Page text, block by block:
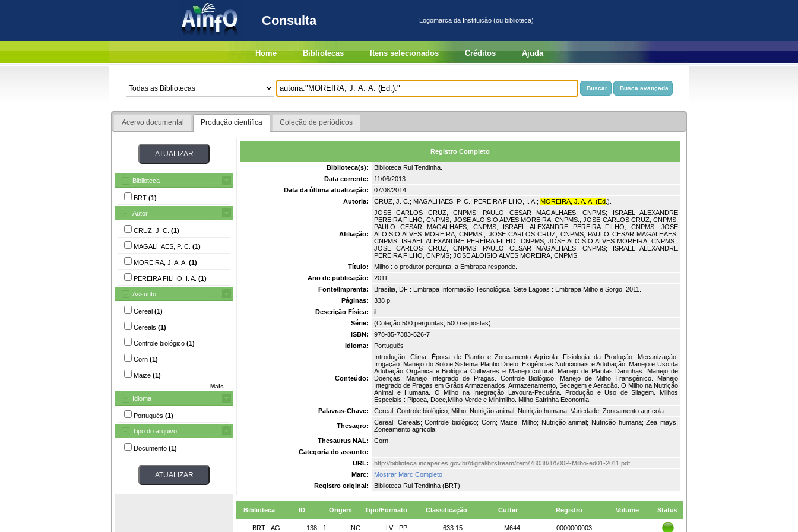
Consulta Logomarca da Instituição (ou biblioteca)
Home Bibliotecas Itens selecionados Créditos Ajuda
Acervo documental Produção científica Coleção de periódicos
Biblioteca
BRT (1)
Autor
CRUZ, J. C. (1)
MAGALHAES, P. C. (1)
MOREIRA, J. A. A. (1)
PEREIRA FILHO, I. A. (1)
Assunto
Cereal (1)
Cereals (1)
Controle biológico (1)
Corn (1)
Maize (1)
Mais...
Idioma
Português (1)
Tipo do arquivo
Documento (1)
Registro Completo
Biblioteca(s):
Biblioteca Rui Tendinha.
Data corrente:
11/06/2013
Data da última atualização:
07/08/2014
Autoria:
CRUZ, J. C.; MAGALHAES, P. C.; PEREIRA FILHO, I. A.; MOREIRA, J. A. A. (Ed .).
Afiliação:
JOSE CARLOS CRUZ, CNPMS; PAULO CESAR MAGALHAES, CNPMS; ISRAEL ALEXANDRE
PEREIRA FILHO, CNPMS; JOSE ALOISIO ALVES MOREIRA, CNPMS.; JOSE CARLOS CRUZ, CNPMS;
PAULO CESAR MAGALHAES, CNPMS; ISRAEL ALEXANDRE PEREIRA FILHO, CNPMS; JOSE
ALOISIO ALVES MOREIRA, CNPMS.; JOSE CARLOS CRUZ, CNPMS; PAULO CESAR MAGALHAES,
CNPMS; ISRAEL ALEXANDRE PEREIRA FILHO, CNPMS; JOSE ALOISIO ALVES MOREIRA, CNPMS.;
JOSE CARLOS CRUZ, CNPMS; PAULO CESAR MAGALHAES, CNPMS; ISRAEL ALEXANDRE
PEREIRA FILHO, CNPMS; JOSE ALOISIO ALVES MOREIRA, CNPMS.
Título:
Milho : o produtor pergunta, a Embrapa responde.
Ano de publicação:
2011
Fonte/Imprenta:
Brasília, DF : Embrapa Informação Tecnológica; Sete Lagoas : Embrapa Milho e Sorgo, 2011.
Páginas:
338 p.
Descrição Física:
il.
Série:
(Coleção 500 perguntas, 500 respostas).
ISBN:
978-85-7383-526-7
Idioma:
Português
Conteúdo:
Introdução. Clima, Época de Plantio e Zoneamento Agrícola. Fisiologia da Produção. Mecanização.
Irrigação. Manejo do Solo e Sistema Plantio Direto. Exigências Nutricionais e Adubação. Manejo e Uso da
Adubação Orgânica e Biológica Cultivares e Manejo cultural. Manejo de Plantas Daninhas. Manejo de
Doenças. Manejo Integrado de Pragas. Controle Biológico. Manejo de Milho Transgênico. Manejo
Integrado de Pragas em Grãos Armazenados. Armazenamento, Secagem e Aeração. O Milho na Nutrição
Animal e Humana. O Milho na Integração Lavoura-Pecuária. Produção e Uso de Silagem. Milhos
Especiais : Pipoca, Doce,Milho-Verde e Minimilho. Milho Safrinha Economia.
Palavras-Chave:
Cereal; Controle biológico; Milho; Nutrição animal; Nutrição humana; Variedade; Zoneamento agrícola.
Thesagro:
Cereal; Cereals; Controle biológico; Corn; Maize; Milho; Nutrição animal; Nutrição humana; Zea mays;
Zoneamento agrícola.
Thesaurus NAL:
Corn.
Categoria do assunto:
--
URL:
http://biblioteca.incaper.es.gov.br/digital/bitstream/item/78038/1/500P-Milho-ed01-2011.pdf
Marc:
Mostrar Marc Completo
Registro original:
Biblioteca Rui Tendinha (BRT)
Biblioteca ID Origem Tipo/Formato Classificação Cutter Registro Volume Status
BRT - AG 138 - 1 INC LV - PP 633.15 M644 0000000003